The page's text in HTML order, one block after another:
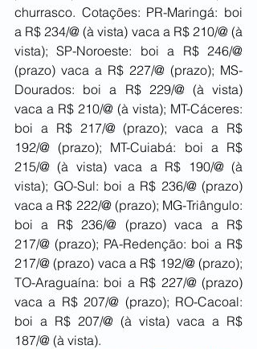
churrasco. Cotações: PR-Maringá: boi
a R$ 234/@ (à vista) vaca a R$ 210/@ (à
vista); SP-Noroeste: boi a R$ 246/@
(prazo) vaca a R$ 227/@ (prazo); MS-
Dourados: boi a R$ 229/@ (à vista)
vaca a R$ 210/@ (à vista); MT-Cáceres:
boi a R$ 217/@ (prazo); vaca a R$
192/@ (prazo); MT-Cuiabá: boi a R$
215/@ (à vista) vaca a R$ 190/@ (à
vista); GO-Sul: boi a R$ 236/@ (prazo)
vaca a R$ 222/@ (prazo); MG-Triângulo:
boi a R$ 236/@ (prazo) vaca a R$
217/@ (prazo); PA-Redenção: boi a R$
217/@ (prazo) vaca a R$ 192/@ (prazo);
TO-Araguaína: boi a R$ 227/@ (prazo)
vaca a R$ 207/@ (prazo); RO-Cacoal:
boi a R$ 207/@ (à vista) vaca a R$
187/@ (à vista).